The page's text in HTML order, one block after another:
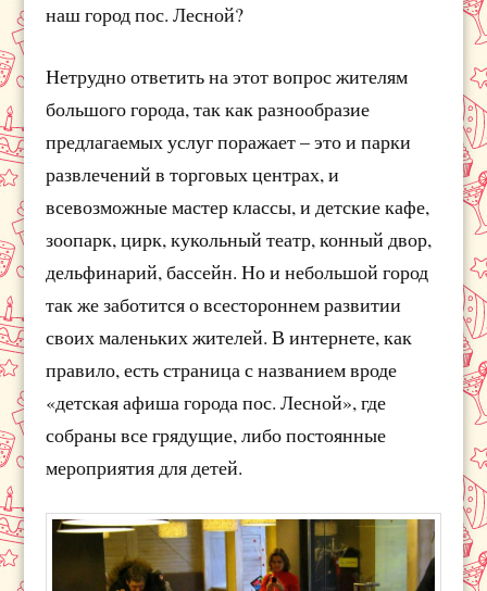
наш город пос. Лесной?
Нетрудно ответить на этот вопрос жителям
большого города, так как разнообразие
предлагаемых услуг поражает – это и парки
развлечений в торговых центрах, и
всевозможные мастер классы, и детские кафе,
зоопарк, цирк, кукольный театр, конный двор,
дельфинарий, бассейн. Но и небольшой город
так же заботится о всестороннем развитии
своих маленьких жителей. В интернете, как
правило, есть страница с названием вроде
«детская афиша города пос. Лесной», где
собраны все грядущие, либо постоянные
мероприятия для детей.